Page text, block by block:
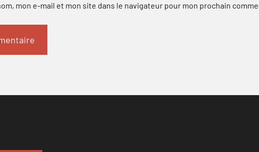
mon e-mail et mon site dans le navigateur pour mon prochain